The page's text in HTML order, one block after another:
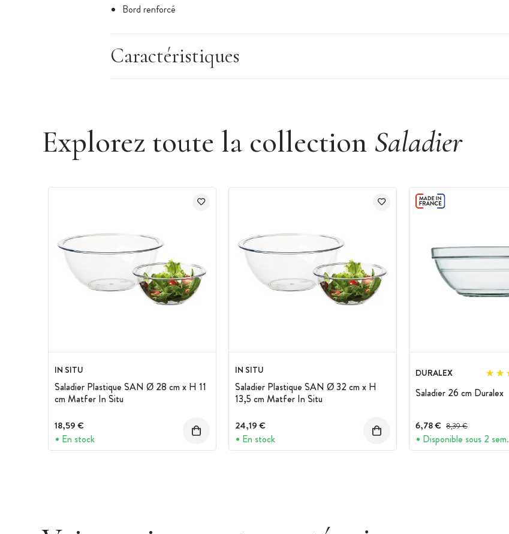
Bord renforcé
Caractéristiques
Explorez toute la collection Saladier
IN SITU
Saladier Plastique SAN Ø 28 cm x H 11
cm Matfer In Situ
18,59 €
En stock
IN SITU
Saladier Plastique SAN Ø 32 cm x H
13,5 cm Matfer In Situ
24,19 €
En stock
DURALEX
Saladier 26 cm Duralex
6,78 € Prix avant réduction :
8,39 €
Disponible sous 2 sem.